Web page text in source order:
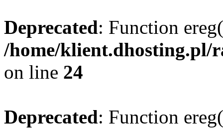
Deprecated: Function
/home/klient.dhosting.pl/
on line 24
Deprecated: Function